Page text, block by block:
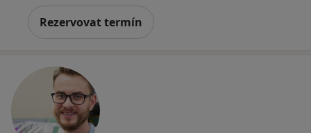
Rezervovat termín